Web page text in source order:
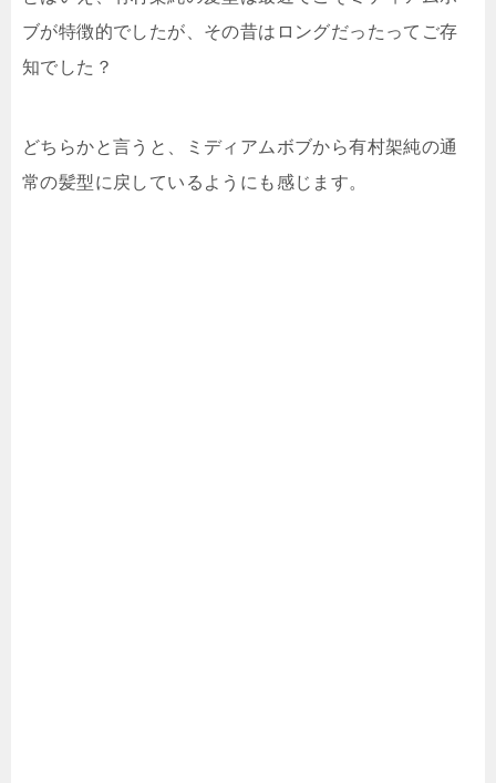
ブが特徴的でしたが、その昔はロングだったってご存
知でした？
どちらかと言うと、ミディアムボブから有村架純の通
常の髪型に戻しているようにも感じます。